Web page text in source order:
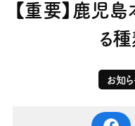
【重要】鹿児
る
お知